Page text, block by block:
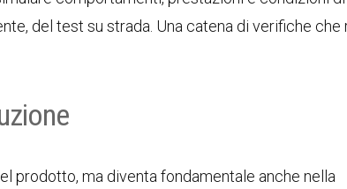
del test su strada. Una catena di verifiche che
prodotto, ma diventa fondamentale anche nella